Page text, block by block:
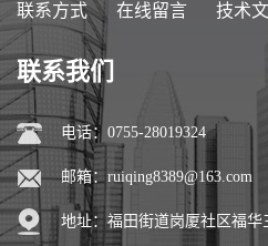
联系方式 在线留言 技术
联系我们
电话：0755-28019324
邮箱： ruiqing8389@163.com
地址：福田街道岗厦社区福华